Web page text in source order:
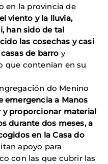
en la provincia de
viento y la lluvia,
han sido de tal
las cosechas y casi
de barro y
que contenían en su
do Menino
emergencia a Manos
y proporcionar material
durante dos meses, a
en la Casa do
apoyo para
con las que cubrir las